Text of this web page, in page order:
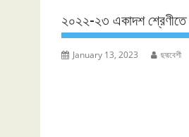
২০২২-২৩ একাদশ
January 13, 2023 ছদ্মবেশী